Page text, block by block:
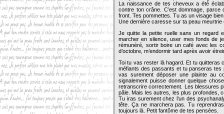
La naissance de tes cheveux a été
contre ton crâne. C’est dommage, parce
front. Tes pommettes. Tu as un visage
Une dernière caresse sur ta peau meurtrie
Je quitte la petite ruelle sans un regard
marcher en silence, user mes fonds de
rémunéré, sortir boire un café avec les
d’octobre, m’endormir tard après avoir
Toi tu vas rester là hagard. Et tu
méfiants des passants et tu panseras
vas surement déposer une plainte au
signalement puisse donner quelque
retranscrire correctement. Les blessures
pâle. Mais les autres, les plus profondes,
Tu iras surement chez l’un des
tête. Ça ne marchera pas. Tu
toujours là. Petit fantôme de tes pensées.